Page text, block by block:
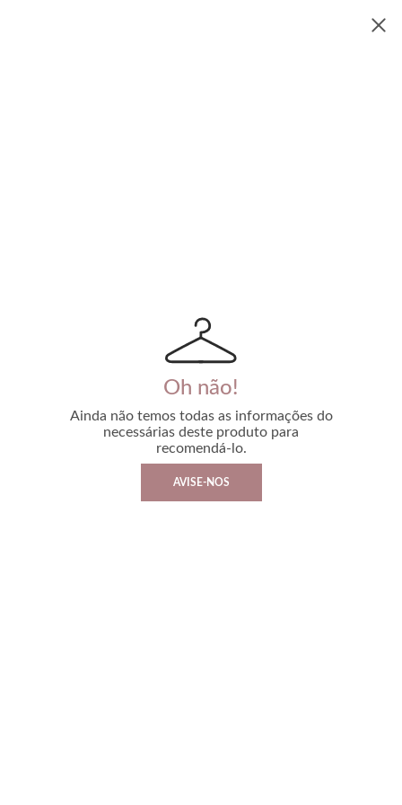
Oh não!
Ainda não temos todas as informações do
necessárias deste produto para
recomendá-lo.
AVISE-NOS